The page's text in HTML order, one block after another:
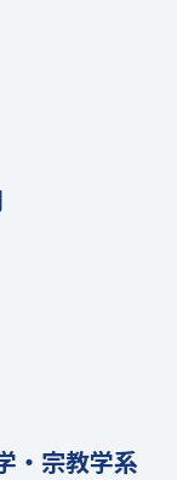
・宗教学系